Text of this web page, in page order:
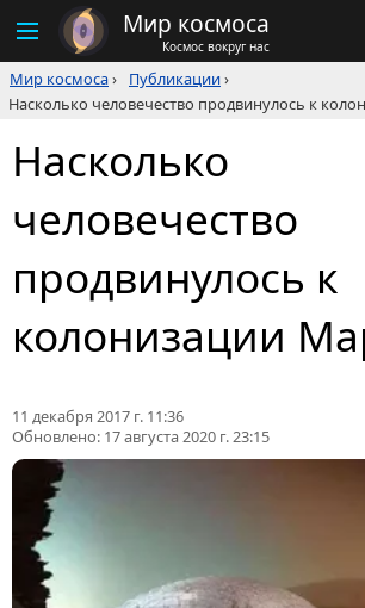
Мир космоса
Космос вокруг нас
Мир космоса› Публикации›
Насколько человечество продвинулось к
Насколько
человечество
продвинулось к
колонизации
11 декабря 2017 г. 11:36
Обновлено: 17 августа 2020 г. 23:15